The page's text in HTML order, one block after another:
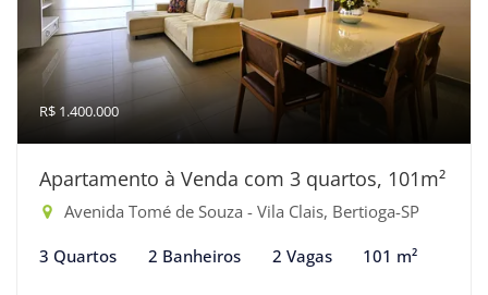
R$ 1.400.000
Apartamento à Venda com 3 quartos, 101m²
Avenida Tomé de Souza - Vila Clais, Bertioga-SP
3 Quartos 2 Banheiros 2 Vagas 101 m²